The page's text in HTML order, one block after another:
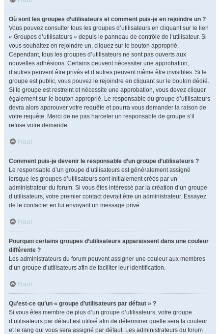
Où sont les groupes d’utilisateurs et comment puis-je en rejoindre un ?
Vous pouvez consulter tous les groupes d’utilisateurs en cliquant sur le lien
« Groupes d’utilisateurs » depuis le panneau de contrôle de l’utilisateur. Si
vous souhaitez en rejoindre un, cliquez sur le bouton approprié.
Cependant, tous les groupes d’utilisateurs ne sont pas ouverts aux
nouvelles adhésions. Certains peuvent nécessiter une approbation,
d’autres peuvent être privés et d’autres peuvent même être invisibles. Si le
groupe est public, vous pouvez le rejoindre en cliquant sur le bouton dédié.
Si le groupe est restreint et nécessite une approbation, vous devez cliquer
également sur le bouton approprié. Le responsable du groupe d’utilisateurs
devra alors approuver votre requête et pourra vous demander la raison de
votre requête. Merci de ne pas harceler un responsable de groupe s’il
refuse votre demande.
Haut
Comment puis-je devenir le responsable d’un groupe d’utilisateurs ?
Le responsable d’un groupe d’utilisateurs est généralement assigné
lorsque les groupes d’utilisateurs sont initialement créés par un
administrateur du forum. Si vous êtes intéressé par la création d’un groupe
d’utilisateurs, votre premier contact devrait être un administrateur. Essayez
de le contacter en lui envoyant un message privé.
Haut
Pourquoi certains groupes d’utilisateurs apparaissent dans une couleur
différente ?
Les administrateurs du forum peuvent assigner une couleur aux membres
d’un groupe d’utilisateurs afin de faciliter leur identification.
Haut
Qu’est-ce qu’un « groupe d’utilisateurs par défaut » ?
Si vous êtes membre de plus d’un groupe d’utilisateurs, votre groupe
d’utilisateurs par défaut est utilisé afin de déterminer quelle sera la couleur
et le rang qui vous sera assigné par défaut. Les administrateurs du forum